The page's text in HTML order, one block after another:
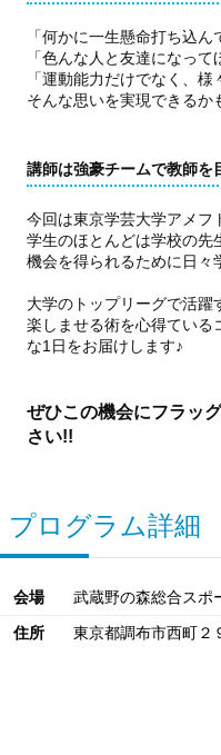
「何かに一生懸命打ち込ん
「色んな人と友達になって
「運動能力だけでなく、様
そんな思いを実現できるか
講師は強豪チームで教師を
今回は東京学芸大学アメフ
学生のほとんどは学校の先
機会を得られるために日々
大学のトップリーグで活躍
楽しませる術を心得ている
な1日をお届けします♪
ぜひこの機会にフラッ
さい!!
プログラム詳細
会場
武蔵野の森総合スポ
住所
東京都調布市西町２